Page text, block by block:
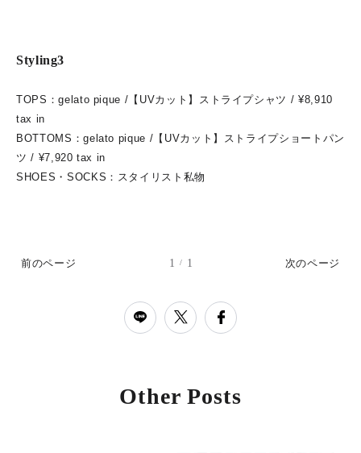
Styling3
TOPS：gelato pique /【UVカット】ストライプシャツ / ¥8,910
tax in
BOTTOMS：gelato pique /【UVカット】ストライプショートパン
ツ / ¥7,920 tax in
SHOES・SOCKS：スタイリスト私物
前のページ 1 / 1 次のページ
Other Posts